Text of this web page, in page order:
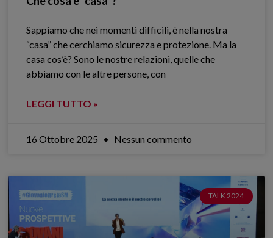
Sappiamo che nei momenti difficili, è nella nostra
“casa” che cerchiamo sicurezza e protezione. Ma la
casa cos’è? Sono le nostre relazioni, quelle che
abbiamo con le altre persone, con
LEGGI TUTTO »
16 Ottobre 2025 Nessun commento
TALK 2024